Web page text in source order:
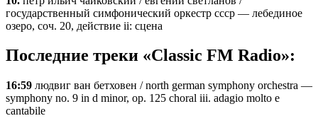
государственный симфонический оркестр ссср — лебединое
озеро, соч. 20, действие ii: сцена
Последние треки «Classic FM Radio»:
16:59 людвиг ван бетховен / north german symphony orchestra —
symphony no. 9 in d minor, op. 125 choral iii. adagio molto e
cantabile